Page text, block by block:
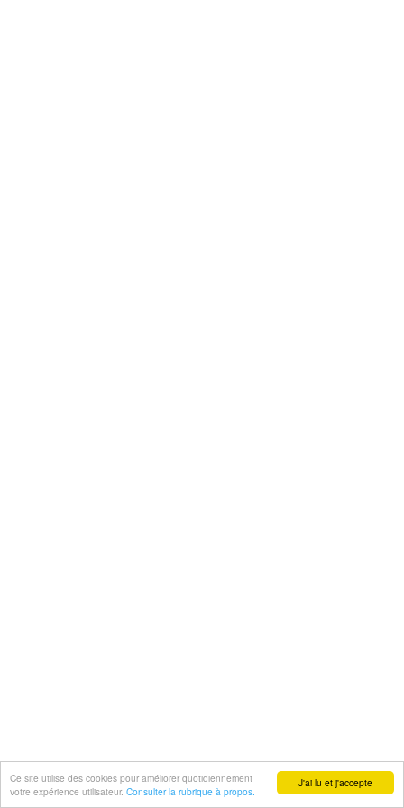
J'ai lu et j'accepte
Ce site utilise des cookies pour améliorer quotidiennement
votre expérience utilisateur. Consulter la rubrique à propos.